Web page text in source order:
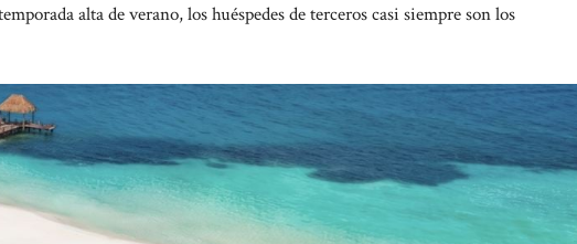
alta de verano, los huéspedes de terceros casi siempre son los